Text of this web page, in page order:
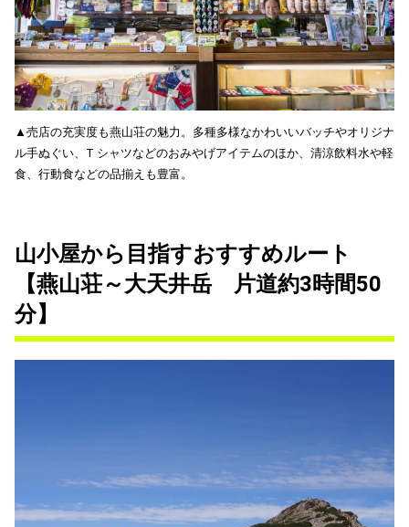
▲売店の充実度も燕山荘の魅力。多種多様なかわいいバッチやオリジナ
ル手ぬぐい、T シャツなどのおみやげアイテムのほか、清涼飲料水や軽
食、行動食などの品揃えも豊富。
山小屋から目指すおすすめルート
【燕山荘～大天井岳 片道約3時間50
分】